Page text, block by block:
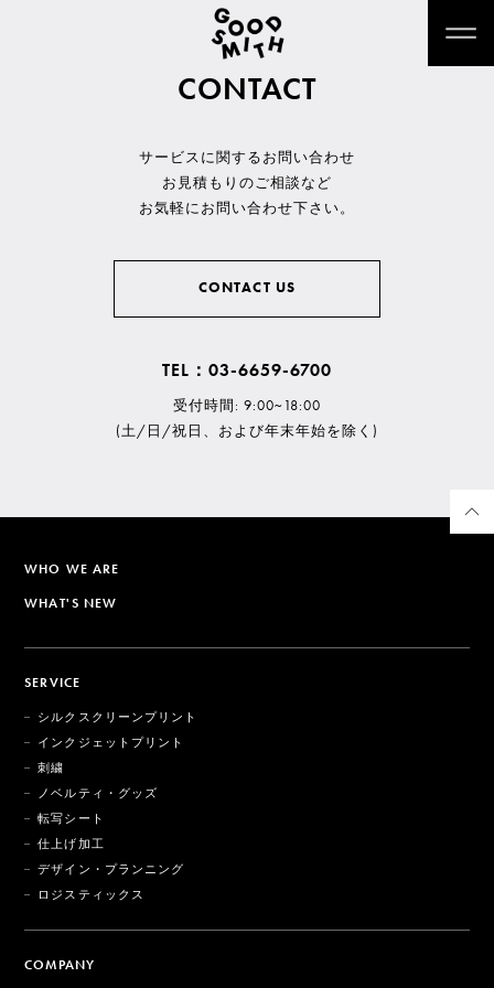
CONTACT
サービスに関するお問い合わせ
お見積もりのご相談など
お気軽にお問い合わせ下さい。
CONTACT US
TEL：03-6659-6700
受付時間: 9:00~18:00
(土/日/祝日、および年末年始を除く)
WHO WE ARE
WHAT'S NEW
SERVICE
シルクスクリーンプリント
インクジェットプリント
刺繍
ノベルティ・グッズ
転写シート
仕上げ加工
デザイン・プランニング
ロジスティックス
COMPANY